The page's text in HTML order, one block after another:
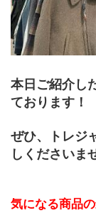
本日ご紹介し
ております！
ぜひ、トレジ
しくださいま
気になる商品